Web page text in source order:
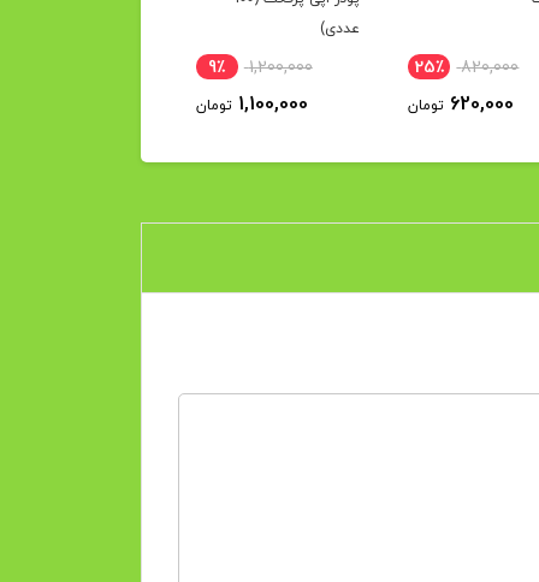
820,000 25٪
620,000 تومان
عددی)
1,200,000 9٪
1,100,000 تومان